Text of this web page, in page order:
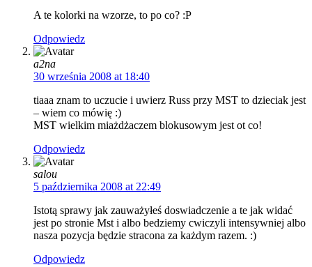
A te kolorki na wzorze, to po co? :P
Odpowiedz
a2na
30 września 2008 at 18:40
tiaaa znam to uczucie i uwierz Russ przy MST to dzieciak jest
– wiem co mówię :)
MST wielkim miażdżaczem blokusowym jest ot co!
Odpowiedz
salou
5 października 2008 at 22:49
Istotą sprawy jak zauważyłeś doswiadczenie a te jak widać
jest po stronie Mst i albo bedziemy cwiczyli intensywniej albo
nasza pozycja będzie stracona za każdym razem. :)
Odpowiedz